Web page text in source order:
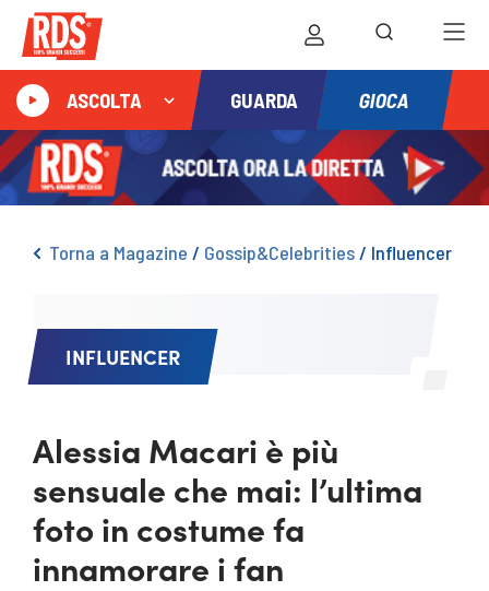
ASCOLTA GUARDA GIOCA
Torna a Magazine / Gossip&Celebrities/ Influencer
INFLUENCER
Alessia Macari è più
sensuale che mai: l’ultima
foto in costume fa
innamorare i fan